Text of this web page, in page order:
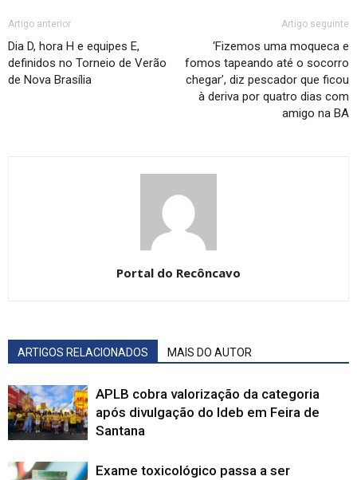
Artigo anterior
Dia D, hora H e equipes E,
definidos no Torneio de Verão
de Nova Brasília
Artigo seguinte
‘Fizemos uma moqueca e
fomos tapeando até o socorro
chegar’, diz pescador que ficou
à deriva por quatro dias com
amigo na BA
Portal do Recôncavo
ARTIGOS RELACIONADOS MAIS DO AUTOR
APLB cobra valorização da categoria
após divulgação do Ideb em Feira de
Santana
Exame toxicológico passa a ser